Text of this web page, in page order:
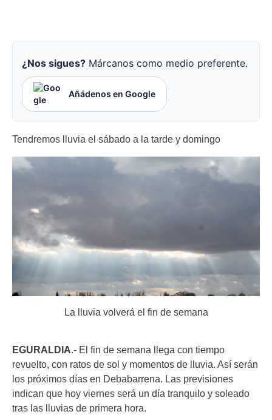
¿Nos sigues? Márcanos como medio preferente.
Añádenos en Google
Tendremos lluvia el sábado a la tarde y domingo
La lluvia volverá el fin de semana
EGURALDIA .- El fin de semana llega con tiempo
revuelto, con ratos de sol y momentos de lluvia. Así serán
los próximos días en Debabarrena. Las previsiones
indican que hoy viernes será un día tranquilo y soleado
tras las lluvias de primera hora.